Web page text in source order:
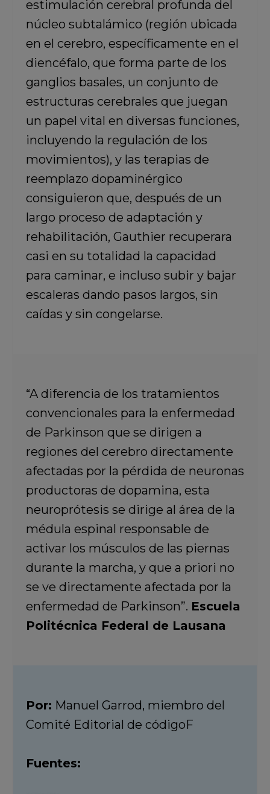
estimulación cerebral profunda del
núcleo subtalámico (región ubicada
en el cerebro, específicamente en el
diencéfalo, que forma parte de los
ganglios basales, un conjunto de
estructuras cerebrales que juegan
un papel vital en diversas funciones,
incluyendo la regulación de los
movimientos), y las terapias de
reemplazo dopaminérgico
consiguieron que, después de un
largo proceso de adaptación y
rehabilitación, Gauthier recuperara
casi en su totalidad la capacidad
para caminar, e incluso subir y bajar
escaleras dando pasos largos, sin
caídas y sin congelarse.
“A diferencia de los tratamientos
convencionales para la enfermedad
de Parkinson que se dirigen a
regiones del cerebro directamente
afectadas por la pérdida de neuronas
productoras de dopamina, esta
neuroprótesis se dirige al área de la
médula espinal responsable de
activar los músculos de las piernas
durante la marcha, y que a priori no
se ve directamente afectada por la
enfermedad de Parkinson”. Escuela
Politécnica Federal de Lausana
Por: Manuel Garrod, miembro del
Comité Editorial de códigoF
Fuentes: